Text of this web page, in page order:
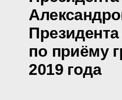
по приёму
2019 года